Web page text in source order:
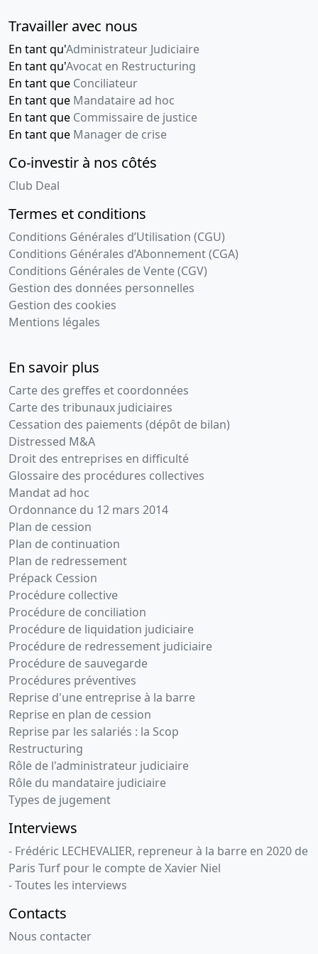
Travailler avec nous
En tant qu'Administrateur Judiciaire
En tant qu'Avocat en Restructuring
En tant que Conciliateur
En tant que Mandataire ad hoc
En tant que Commissaire de justice
En tant que Manager de crise
Co-investir à nos côtés
Club Deal
Termes et conditions
Conditions Générales d’Utilisation (CGU)
Conditions Générales d’Abonnement (CGA)
Conditions Générales de Vente (CGV)
Gestion des données personnelles
Gestion des cookies
Mentions légales
En savoir plus
Carte des greffes et coordonnées
Carte des tribunaux judiciaires
Cessation des paiements (dépôt de bilan)
Distressed M&A
Droit des entreprises en difficulté
Glossaire des procédures collectives
Mandat ad hoc
Ordonnance du 12 mars 2014
Plan de cession
Plan de continuation
Plan de redressement
Prépack Cession
Procédure collective
Procédure de conciliation
Procédure de liquidation judiciaire
Procédure de redressement judiciaire
Procédure de sauvegarde
Procédures préventives
Reprise d'une entreprise à la barre
Reprise en plan de cession
Reprise par les salariés : la Scop
Restructuring
Rôle de l'administrateur judiciaire
Rôle du mandataire judiciaire
Types de jugement
Interviews
- Frédéric LECHEVALIER, repreneur à la barre en 2020 de
Paris Turf pour le compte de Xavier Niel
- Toutes les interviews
Contacts
Nous contacter